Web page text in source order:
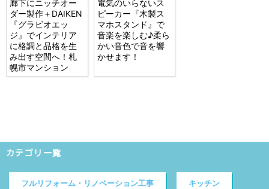
廊下にニッチオー
ダー製作＋DAIKEN
『グラビオエッ
ジ』でインテリア
に格調と品格を生
み出す空間へ！札
幌市マンション
電気のいらないス
ピーカー『木製ス
マホスタンド』で
音楽を楽しむ♪柔ら
かい音色で音を響
かせます！
カテゴリ一覧
フルリフォーム・リノベーション工事 キッチン